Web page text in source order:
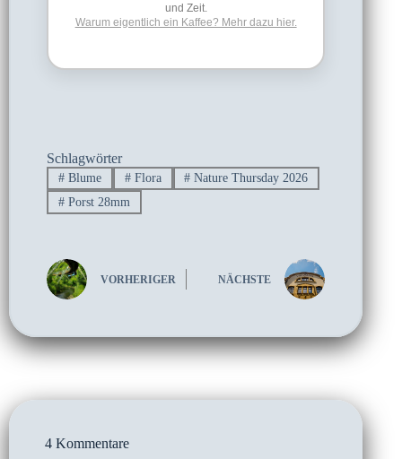
und Zeit.
Warum eigentlich ein Kaffee? Mehr dazu hier.
Schlagwörter
#Blume #Flora # Nature Thursday 2026
#Porst 28mm
VORHERIGER NÄCHSTE
4 Kommentare